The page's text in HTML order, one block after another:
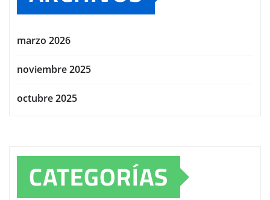
marzo 2026
noviembre 2025
octubre 2025
CATEGORÍAS